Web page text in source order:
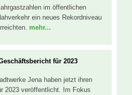
im öffentlichen
ein neues Rekordniveau
mehr...
für 2023
Jena haben jetzt ihren
2023 veröffentlicht. Im Fokus